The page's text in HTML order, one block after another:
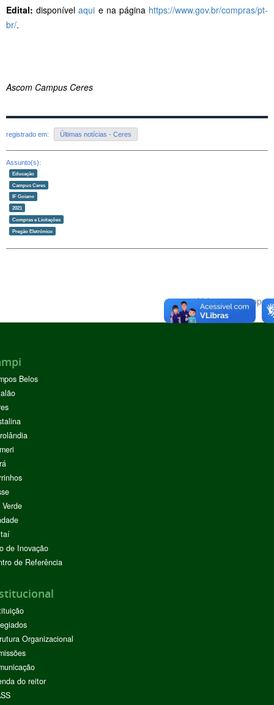
Edital: disponívelaqui e na página https://www.gov.br/compras/pt-
br/.
Ascom Campus Ceres
registrado em: Últimas notícias - Ceres
Assunto(s):
Educação
Campus Ceres
IF Goiano
2021
Compras e Licitações
Pregão Eletrônico
Voltar para o topo
Belos
de Inovação
de Referência
Organizacional
do reitor